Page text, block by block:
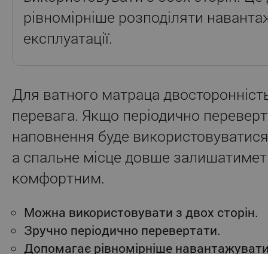
рівномірніше розподіляти
експлуатації.
Для ватного матраца
перевага. Якщо періодично
наповнення буде
а спальне місце довше
комфортним.
Можна використовувати з двох сторін.
Зручно періодично перевертати.
Допомагає рівномірніше